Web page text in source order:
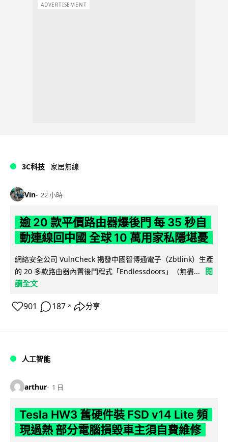
ADVERTISEMENT
3C科技 家居無線
Vin 22 小時
逾 20 款平價路由器爆後門 每 35 秒自
動連線回中國 全球 10 萬用家私隱堪憂
網絡安全公司 VulnCheck 揭發中國智博通電子（Zbtlink）生產
的 20 多款路由器內置後門程式「Endlessdoors」（無盡...
閱
讀全文
901 187 ↗ 分享
人工智能
arthur 1 日
Tesla HW3 舊硬件裝 FSD v14 Lite 頻
現過熱 部分電腦損毀車主須自費維修